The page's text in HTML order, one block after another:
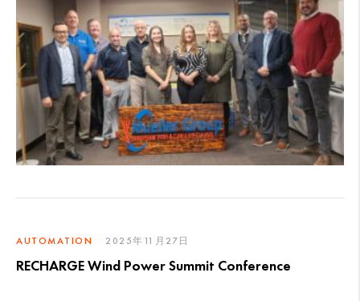
AUTOMATION 2025年11月27日
RECHARGE Wind Power Summit Conference